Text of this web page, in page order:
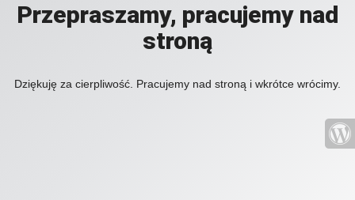
Przepraszamy, pracujemy nad
stroną
Dziękuję za cierpliwość. Pracujemy nad stroną i wkrótce wrócimy.